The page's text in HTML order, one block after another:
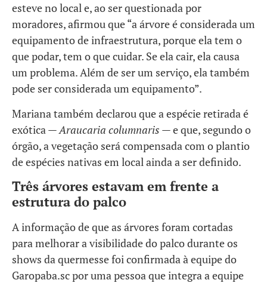
esteve no local e, ao ser questionada por
moradores, afirmou que “a árvore é considerada um
equipamento de infraestrutura, porque ela tem o
que podar, tem o que cuidar. Se ela cair, ela causa
um problema. Além de ser um serviço, ela também
pode ser considerada um equipamento”.
Mariana também declarou que a espécie retirada é
exótica — Araucaria columnaris — e que, segundo o
órgão, a vegetação será compensada com o plantio
de espécies nativas em local ainda a ser definido.
Três árvores estavam em frente a
estrutura do palco
A informação de que as árvores foram cortadas
para melhorar a visibilidade do palco durante os
shows da quermesse foi confirmada à equipe do
Garopaba.sc por uma pessoa que integra a equipe